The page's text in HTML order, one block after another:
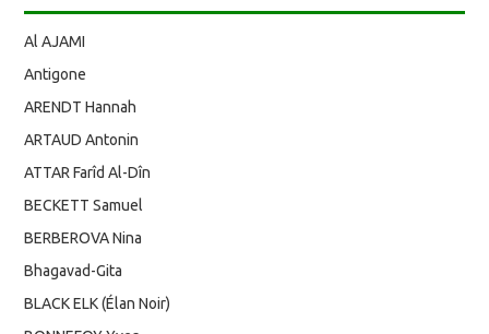
Al AJAMI
Antigone
ARENDT Hannah
ARTAUD Antonin
ATTAR Farîd Al-Dîn
BECKETT Samuel
BERBEROVA Nina
Bhagavad-Gita
BLACK ELK (Élan Noir)